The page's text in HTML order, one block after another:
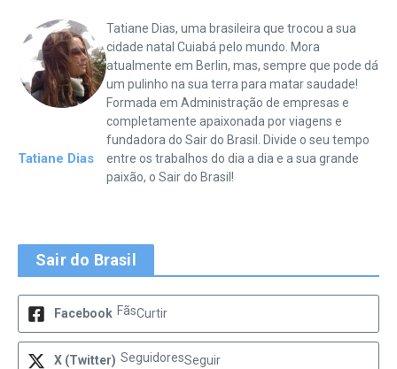
Tatiane Dias
Tatiane Dias, uma brasileira que trocou a sua
cidade natal Cuiabá pelo mundo. Mora
atualmente em Berlin, mas, sempre que pode dá
um pulinho na sua terra para matar saudade!
Formada em Administração de empresas e
completamente apaixonada por viagens e
fundadora do Sair do Brasil. Divide o seu tempo
entre os trabalhos do dia a dia e a sua grande
paixão, o Sair do Brasil!
Sair do Brasil
Facebook FãsCurtir
X (Twitter) SeguidoresSeguir